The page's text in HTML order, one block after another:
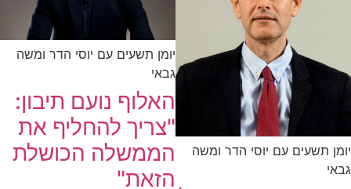
יומן תשעים עם יוסי הדר ומשה
גבאי
יומן תשעים עם יוסי הדר ומשה
גבאי
האלוף נועם תיבון:
"צריך להחליף את
הממשלה הכושלת
הזאת"